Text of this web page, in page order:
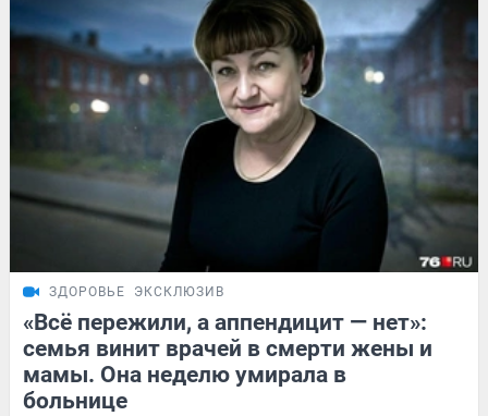
ЗДОРОВЬЕ ЭКСКЛЮЗИВ
«Всё пережили, а аппендицит — нет»:
семья винит врачей в смерти жены и
мамы. Она неделю умирала в
больнице